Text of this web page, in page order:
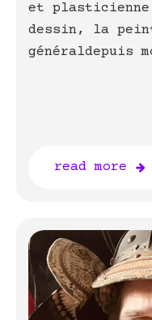
et
dessin, la
généraldepuis
read more